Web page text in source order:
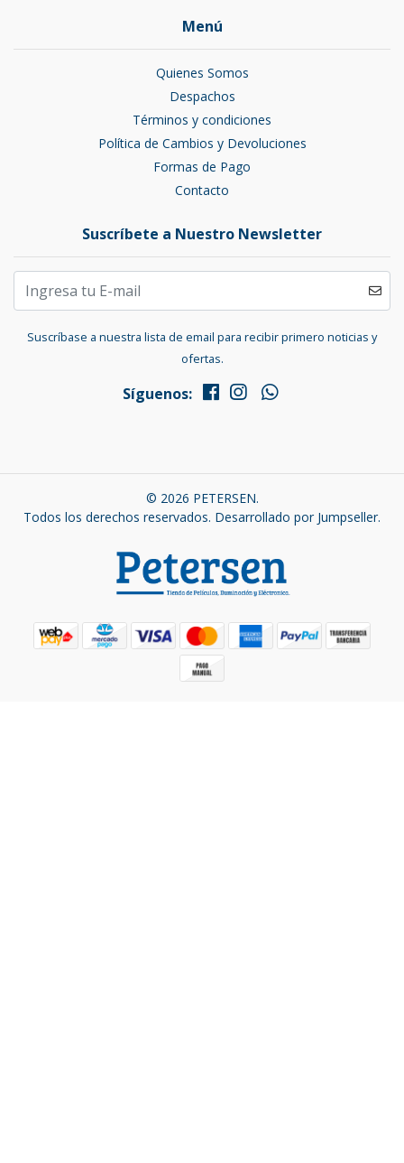
Menú
Quienes Somos
Despachos
Términos y condiciones
Política de Cambios y Devoluciones
Formas de Pago
Contacto
Suscríbete a Nuestro Newsletter
Suscríbase a nuestra lista de email para recibir primero noticias y
ofertas.
Síguenos:
© 2026 PETERSEN.
Todos los derechos reservados. Desarrollado por Jumpseller.